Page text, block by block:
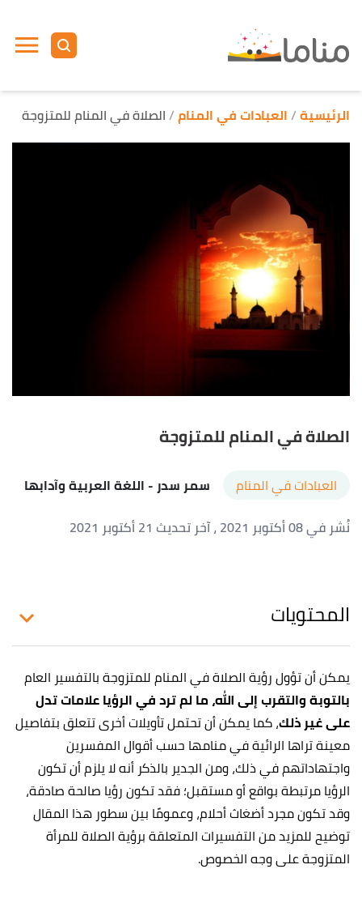
الرئيسية العبادات في المنام الصلاة في المنام للمتزوجة
الصلاة في المنام للمتزوجة
العبادات في المنام سمر سدر- اللغة العربية وآدابها
نُشر في 08 أكتوبر 2021
، آخر تحديث 21 أكتوبر 2021
المحتويات
يمكن أن تؤول رؤية الصلاة في المنام للمتزوجة بالتفسير العام
بالتوبة والتقرب إلى الله،ما لم ترد في الرؤيا علامات تدل
على غير ذلك، كما يمكن أن تحتمل تأويلات أخرى تتعلق بتفاصيل
معينة تراها الرائية في منامها حسب أقوال المفسرين
واجتهاداتهم في ذلك، ومن الجدير بالذكر أنه لا يلزم أن تكون
الرؤيا مرتبطة بواقع أو مستقبل؛ فقد تكون رؤيا صالحة صادقة،
وقد تكون مجرد أضغاث أحلام، وعمومًا بين سطور هذا المقال
توضيح للمزيد من التفسيرات المتعلقة برؤية الصلاة للمرأة
المتزوجة على وجه الخصوص.